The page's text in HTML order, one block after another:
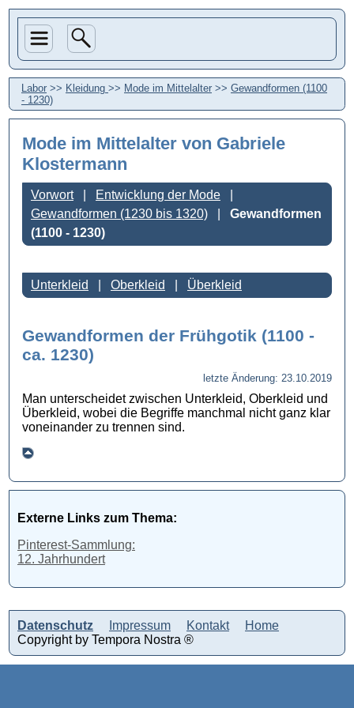
Labor >> Kleidung >> Mode im Mittelalter >> Gewandformen (1100
- 1230)
Mode im Mittelalter von Gabriele
Klostermann
Vorwort
Entwicklung der Mode
Gewandformen (1230 bis 1320)
Gewandformen
(1100 - 1230)
Unterkleid Oberkleid Überkleid
Gewandformen der Frühgotik (1100 -
ca. 1230)
letzte Änderung: 23.10.2019
Man unterscheidet zwischen Unterkleid, Oberkleid und
Überkleid, wobei die Begriffe manchmal nicht ganz klar
voneinander zu trennen sind.
Externe Links zum Thema:
Pinterest-Sammlung:
12. Jahrhundert
Datenschutz Impressum Kontakt
Home
Copyright by Tempora Nostra ®